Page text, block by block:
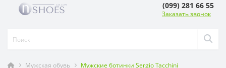
(099) 281 66 55
Заказать звонок
Мужская обувь Мужские ботинки Sergio Tacchini